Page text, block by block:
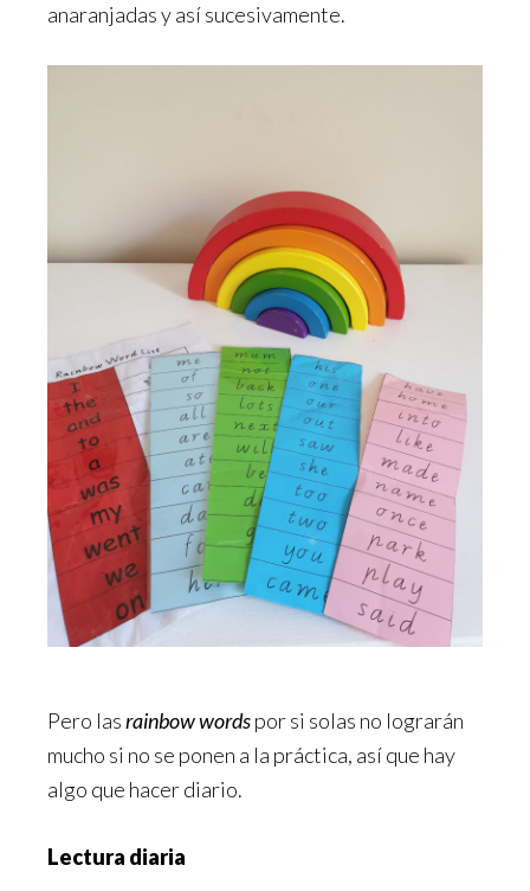
anaranjadas y así sucesivamente.
Pero lasrainbow wordspor si solas no lograrán
mucho si no se ponen a la práctica, así que hay
algo que hacer diario.
Lectura diaria